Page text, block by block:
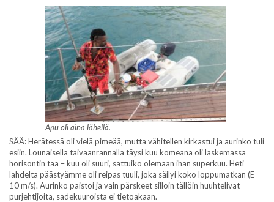
Apu oli aina lähellä.
SÄÄ: Herätessä oli vielä pimeää, mutta vähitellen kirkastui ja aurinko tuli
esiin. Lounaisella taivaanrannalla täysi kuu komeana oli laskemassa
horisontin taa – kuu oli suuri, sattuiko olemaan ihan superkuu. Heti
lahdelta päästyämme oli reipas tuuli, joka säilyi koko loppumatkan (E
10 m/s). Aurinko paistoi ja vain pärskeet silloin tällöin huuhtelivat
purjehtijoita, sadekuuroista ei tietoakaan.